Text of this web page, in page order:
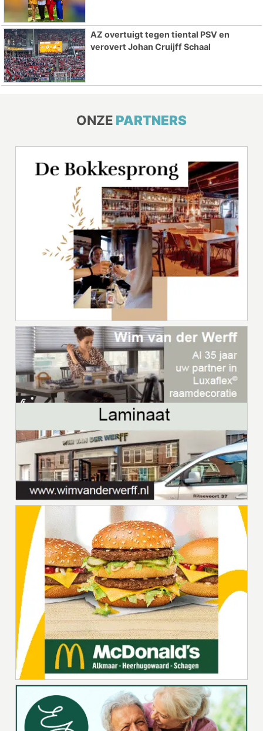
AZ overtuigt tegen tiental PSV en
verovert Johan Cruijff Schaal
ONZE PARTNERS